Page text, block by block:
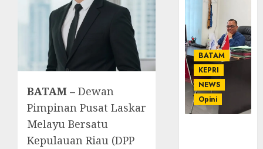
BATAM – Dewan
Pimpinan Pusat Laskar
Melayu Bersatu
Kepulauan Riau (DPP
BATAM
KEPRI
NEWS
Opini